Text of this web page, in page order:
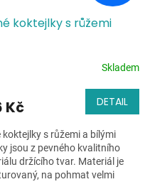
koktejlky s růžemi
Skladem
Kč DETAIL
koktejlky s růžemi a bílými
jsou z pevného kvalitního
držícího tvar. Materiál je
na pohmat velmi